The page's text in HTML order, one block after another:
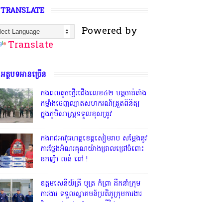
TRANSLATE
Powered by
Translate
អត្ថបទអានច្រើន
កងពលតូចថ្មើរជើងលេខ៤២ បន្តចាត់តាំង
កម្លាំងចេញល្បាតសហករណ៍ត្រួតពិនិត្យ
ក្នុងភូមិសាស្រ្តទទួលខុសត្រូវ
កងរាជអាវុធហត្ថខេត្តសៀមរាប សម្តែងនូវ
ការថ្លែងអំណរគុណយ៉ាងជ្រាលជ្រៅចំពោះ
ឧកញ៉ា លន់ ពៅ !
ឧត្តមសេនីយ៍ត្រី បុត្រ កំព្រា ដឹកនាំក្រុម
ការងារ ទទួលស្វាគមន៍ប្រតិភូក្រុមការងារ